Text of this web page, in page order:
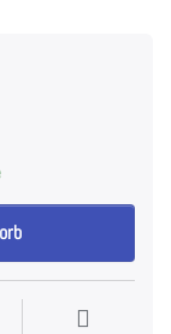
Wärmepumpen-